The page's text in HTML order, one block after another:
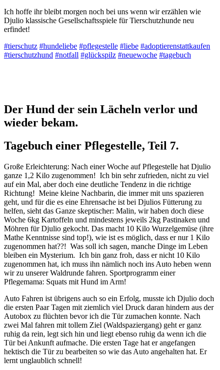
Ich hoffe ihr bleibt morgen noch bei uns wenn wir erzählen wie
Djulio klassische Gesellschaftsspiele für Tierschutzhunde neu
erfindet!
#tierschutz #hundeliebe #pflegestelle #liebe #adoptierenstattkaufen
#tierschutzhund #notfall #glückspilz #neuewoche #tagebuch
Der Hund der sein Lächeln verlor und
wieder bekam.
Tagebuch einer Pflegestelle, Teil 7.
Große Erleichterung: Nach einer Woche auf Pflegestelle hat Djulio
ganze 1,2 Kilo zugenommen! Ich bin sehr zufrieden, nicht zu viel
auf ein Mal, aber doch eine deutliche Tendenz in die richtige
Richtung! Meine kleine Nachbarin, die immer mit uns spazieren
geht, und für die es eine Ehrensache ist bei Djulios Fütterung zu
helfen, sieht das Ganze skeptischer: Malin, wir haben doch diese
Woche 6kg Kartoffeln und mindestens jeweils 2kg Pastinaken und
Möhren für Djulio gekocht. Das macht 10 Kilo Wurzelgemüse (ihre
Mathe Kenntnisse sind top!), wie ist es möglich, dass er nur 1 Kilo
zugenommen hat??! Was soll ich sagen, manche Dinge im Leben
bleiben ein Mysterium. Ich bin ganz froh, dass er nicht 10 Kilo
zugenommen hat, ich muss ihn nämlich noch ins Auto heben wenn
wir zu unserer Waldrunde fahren. Sportprogramm einer
Pflegemama: Squats mit Hund im Arm!
Auto Fahren ist übrigens auch so ein Erfolg, musste ich Djulio doch
die ersten Paar Tagen mit ziemlich viel Druck daran hindern aus der
Autobox zu flüchten bevor ich die Tür zumachen konnte. Nach
zwei Mal fahren mit tollem Ziel (Waldspaziergang) geht er ganz
ruhig da rein, legt sich hin und liegt ebenso ruhig da wenn ich die
Tür bei Ankunft aufmache. Die ersten Tage hat er angefangen
hektisch die Tür zu bearbeiten so wie das Auto angehalten hat. Er
lernt unglaublich schnell!